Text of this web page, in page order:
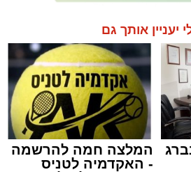
יעניין אותך גם
המלצה חמה להרשמה
- האקדמיה לטניס